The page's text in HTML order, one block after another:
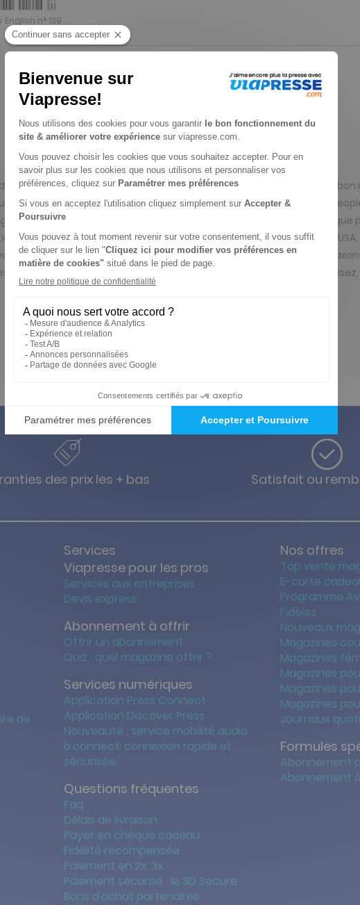
English n° 139
à avancé, pour ceux qui souhaitent progresser ou maintenir un
variées et approfondies (News, Language, Travel, Lifestyle,
Vous apprendrez à l'aide de ce magazine plus vite avec un
du magazine indique le niveau et le pays anglophone concerné (USA,
prononciation avec le CD audio (60 minutes) lu par des anglo-
interactifs gratuits sur le site internet www.goenglish.fr :
L'AVIS DE VIAPRESSE SUR GO ENGLISH
des prix les + bas Satisfait ou
de
Services
Viapresse pour les pros
Services aux entreprises
Devis express
Abonnement à offrir
Offrir un abonnement
Quiz : quel magazine offrir ?
Services numériques
Application Press Connect
Application Discover Press
Nouveauté : service mobilité audio
b.connect: connexion rapide et
sécurisée
Questions fréquentes
Faq
Délais de livraison
Payer en chèque cadeau
Fidélité récompensée
Paiement en 2x, 3x
Paiement sécurisé : le 3D Secure
Bons d'achat partenaires
Nos offres
Top vente
E-carte
Programme
Fidèles
Nouveaux
Magazines
Magazines
Magazines
Magazines
Magazines
Journaux
Formules
Abonnement
Abonnement